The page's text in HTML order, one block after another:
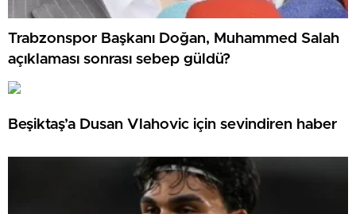
Trabzonspor Başkanı Doğan, Muhammed Salah
açıklaması sonrası sebep güldü?
Beşiktaş’a Dusan Vlahovic için sevindiren haber